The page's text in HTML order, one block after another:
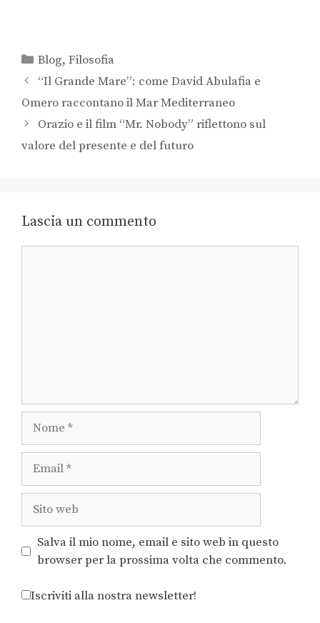
Blog,Filosofia
“Il Grande Mare”: come David Abulafia e
Omero raccontano il Mar Mediterraneo
Orazio e il film “Mr. Nobody” riflettono sul
valore del presente e del futuro
Lascia un commento
Salva il mio nome, email e sito web in questo
browser per la prossima volta che commento.
Iscriviti alla nostra newsletter!